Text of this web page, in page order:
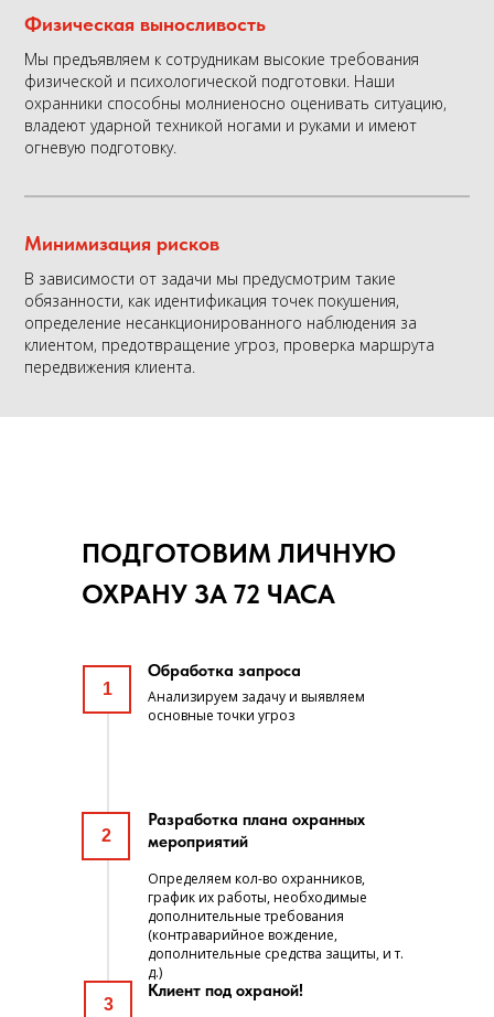
Физическая выносливость
Мы предъявляем к сотрудникам высокие требования
физической и психологической подготовки. Наши
охранники способны молниеносно оценивать ситуацию,
владеют ударной техникой ногами и руками и имеют
огневую подготовку.
Минимизация рисков
В зависимости от задачи мы предусмотрим такие
обязанности, как идентификация точек покушения,
определение несанкционированного наблюдения за
клиентом, предотвращение угроз, проверка маршрута
передвижения клиента.
Разработка плана охранных
мероприятий
Определяем кол-во охранников,
график их работы, необходимые
дополнительные требования
(контраварийное вождение,
дополнительные средства защиты, и т.
д.)
Анализируем задачу и выявляем
основные точки угроз
Обработка запроса
Клиент под охраной!
1
2
3
ПОДГОТОВИМ ЛИЧНУЮ
ОХРАНУ ЗА 72 ЧАСА